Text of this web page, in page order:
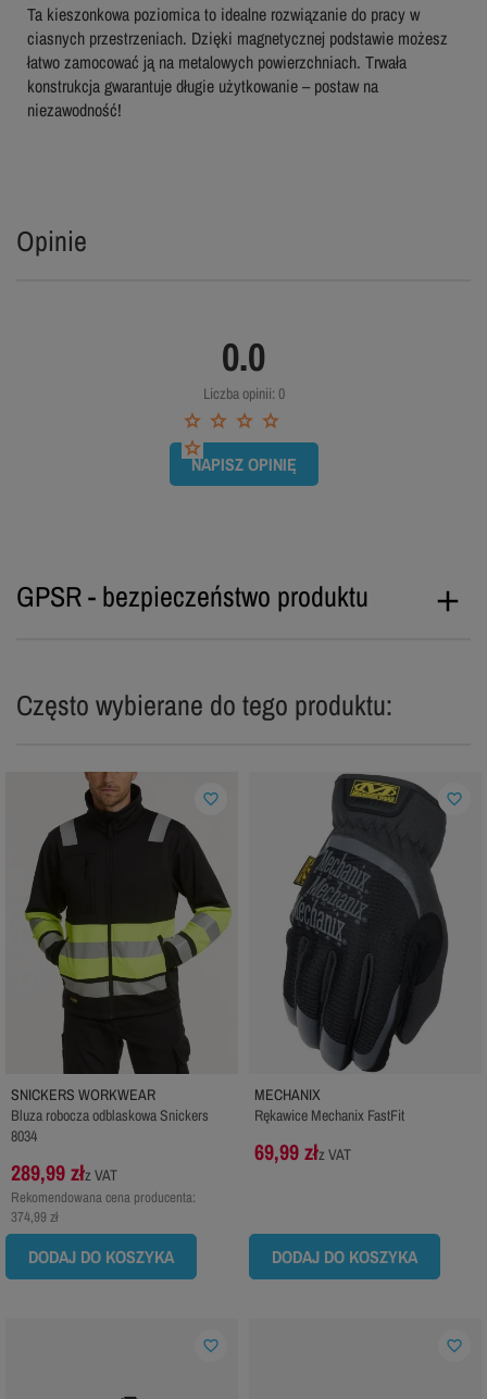
Ta kieszonkowa poziomica to idealne rozwiązanie do pracy w
ciasnych przestrzeniach. Dzięki magnetycznej podstawie możesz
łatwo zamocować ją na metalowych powierzchniach. Trwała
konstrukcja gwarantuje długie użytkowanie – postaw na
niezawodność!
Opinie
0.0
Liczba opinii: 0
NAPISZ OPINIĘ
GPSR - bezpieczeństwo produktu
Często wybierane do tego produktu:
SNICKERS WORKWEAR
Bluza robocza odblaskowa Snickers
8034
289,99 złz VAT
Rekomendowana cena producenta:
374,99 zł
DODAJ DO KOSZYKA
favorite_border
MECHANIX
Rękawice Mechanix FastFit
69,99 złz VAT
DODAJ DO KOSZYKA
favorite_border
favorite_border favorite_border